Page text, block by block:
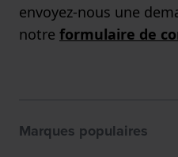
envoyez-nous une
notre formulaire de
Marques populaires